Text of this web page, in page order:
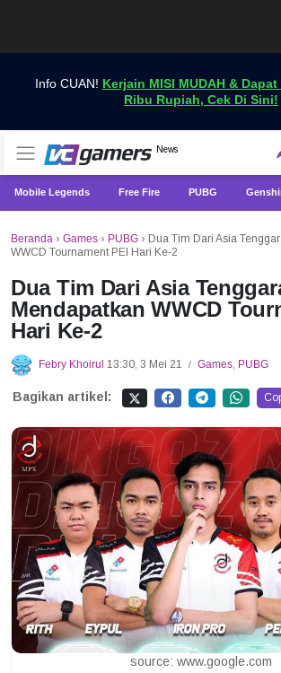
Info CUAN! Kerjain MISI MUDAH &
Ribu Rupiah, Cek Di Sini!
VCGamers
News
Dapatkan Berita Games
Mobile Legends Free Fire PUBG
Beranda › Games › PUBG › Dua Tim Dari Asia
WWCD Tournament PEI Hari Ke-2
Dua Tim Dari Asia
Mendapatkan WWCD
Hari Ke-2
Febry Khoirul 13:30, 3 Mei 21 / Games, PUBG
Bagikan artikel:
source: www.google.com